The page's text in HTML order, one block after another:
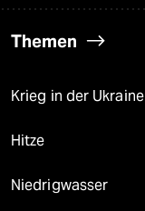
Themen
Krieg in der Ukraine
Hitze
Niedrigwasser